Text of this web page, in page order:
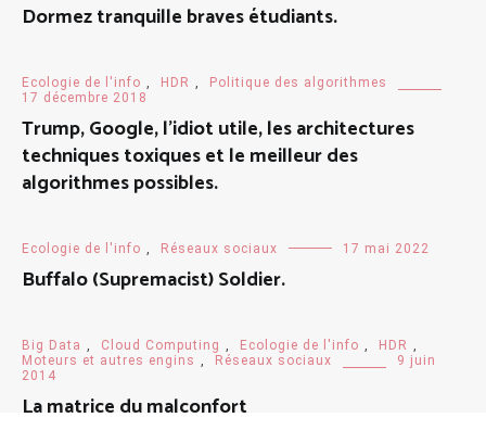
Dormez tranquille braves étudiants.
Ecologie de l'info , HDR ,
Politique des algorithmes
17 décembre 2018
Trump, Google, l’idiot utile, les architectures
techniques toxiques et le meilleur des
algorithmes possibles.
Ecologie de l'info , Réseaux sociaux 17 mai 2022
Buffalo (Supremacist) Soldier.
Big Data , Cloud Computing , Ecologie de l'info , HDR ,
Moteurs et autres engins , Réseaux sociaux
9 juin
2014
La matrice du malconfort